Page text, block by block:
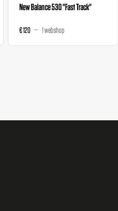
New Balance 530 "Fast Track"
€ 120 1 webshop